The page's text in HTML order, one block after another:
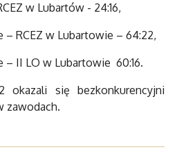
w Lubartów - 24:16,
– RCEZ w Lubartowie – 64:22,
– II LO w Lubartowie 60:16.
okazali się bezkonkurencyjni
zawodach.